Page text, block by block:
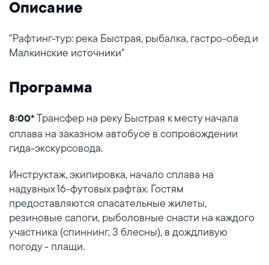
Описание
"Рафтинг-тур: река Быстрая, рыбалка, гастро-обед и
Малкинские источники"
Программа
8:00* Трансфер на реку Быстрая к месту начала
сплава на заказном автобусе в сопровождении
гида-экскурсовода.
Инструктаж, экипировка, начало сплава на
надувных 16-футовых рафтах. Гостям
предоставляются спасательные жилеты,
резиновые сапоги, рыболовные снасти на каждого
участника (спиннинг, 3 блесны), в дождливую
погоду - плащи.